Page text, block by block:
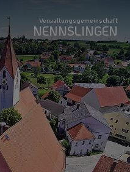
Verwaltungsgemeinschaft
NENNSLINGEN